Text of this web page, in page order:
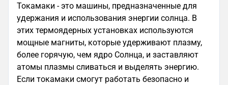
Токамаки - это машины, предназначенные для
удержания и использования энергии солнца. В
этих термоядерных установках используются
мощные магниты, которые удерживают плазму,
более горячую, чем ядро Солнца, и заставляют
атомы плазмы сливаться и выделять энергию.
Если токамаки смогут работать безопасно и